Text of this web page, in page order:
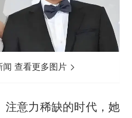
闻 查看更多图片
注意力稀缺的时代，她